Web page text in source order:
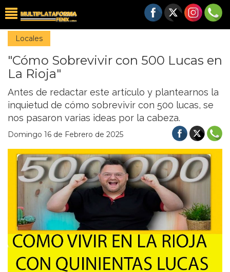
Locales
"Cómo Sobrevivir con 500 Lucas en
La Rioja"
Antes de redactar este artículo y plantearnos la
inquietud de cómo sobrevivir con 500 lucas, se
nos pasaron varias ideas por la cabeza.
Domingo 16 de Febrero de 2025